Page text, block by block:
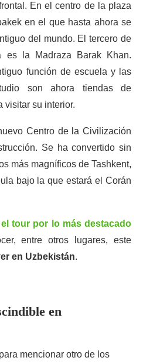
En el centro de la plaza
en el que hasta ahora se
del mundo. El tercero de
es la Madraza Barak Khan.
función de escuela y las
son ahora tiendas de
visitar su interior.
Centro de la Civilización
Se ha convertido sin
más magníficos de Tashkent,
bajo la que estará el Corán
tour por lo más destacado
entre otros lugares, este
en Uzbekistán.
en
mencionar otro de los